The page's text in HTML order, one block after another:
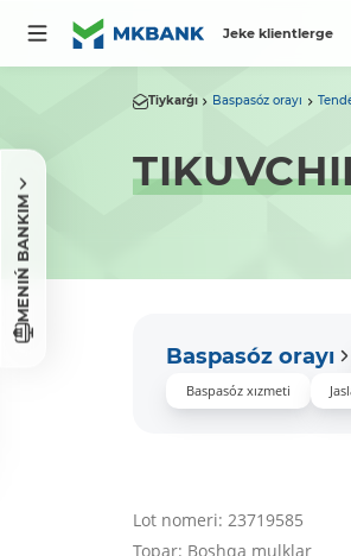
Jeke klientlerge
MENIŃ BANKIM
Tiykarǵı Baspasóz orayı
Baspasóz orayı
Baspasóz xızmeti
Lot nomeri: 23719585
Topar: Boshqa mulklar